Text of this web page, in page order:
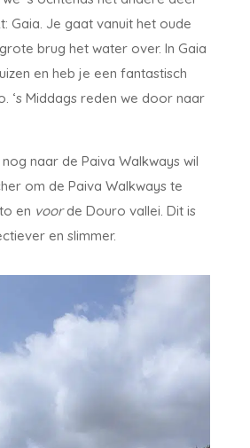
Gaia. Je gaat vanuit het oude
brug het water over. In Gaia
en heb je een fantastisch
‘s Middags reden we door naar
naar de Paiva Walkways wil
om de Paiva Walkways te
en voorde Douro vallei. Dit is
en slimmer.